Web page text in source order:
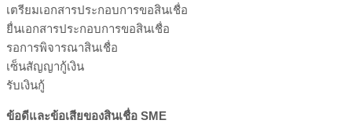
เตรียมเอกสารประกอบการขอสินเชื่อ
ยื่นเอกสารประกอบการขอสินเชื่อ
รอการพิจารณาสินเชื่อ
เซ็นสัญญากู้เงิน
รับเงินกู้
ข้อดีและข้อเสียของสินเชื่อ SME